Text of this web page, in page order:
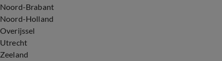
Noord-Brabant
Noord-Holland
Overijssel
Utrecht
Zeeland